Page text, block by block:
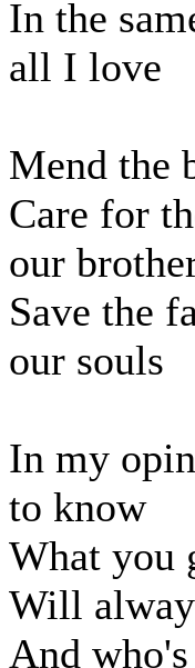
In the
all I love
Mend the
Care for
our
Save the
our souls
In my
to know
What you
Will
And